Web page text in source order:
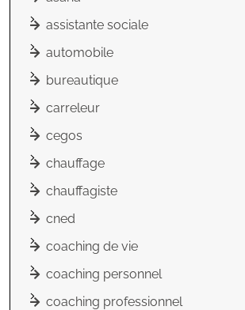
assistante sociale
automobile
bureautique
carreleur
cegos
chauffage
chauffagiste
cned
coaching de vie
coaching personnel
coaching professionnel